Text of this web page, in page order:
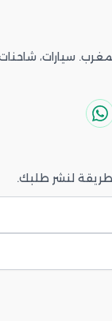
سيارات،
لنشر طلبك.